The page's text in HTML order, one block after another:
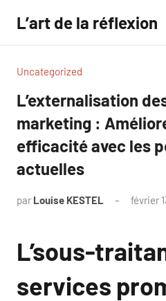
contenu
L’art de la réflexion
Uncategorized
L’externalisation
marketing :
efficacité avec les
actuelles
par Louise KESTEL février
L’sous-
services